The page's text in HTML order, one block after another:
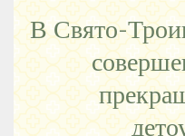
В Свято-